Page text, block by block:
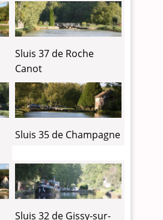
Sluis 37 de Roche
Canot
Sluis 35 de Champagne
Sluis 32 de Gissy-sur-